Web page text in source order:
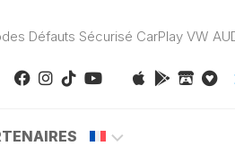
Défauts Sécurisé CarPlay VW